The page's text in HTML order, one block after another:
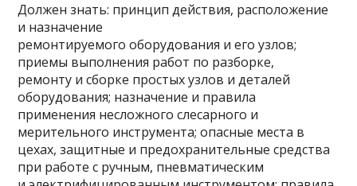
Должен знать: принцип действия, расположение
и назначение
ремонтируемого оборудования и его узлов;
приемы выполнения работ по разборке,
ремонту и сборке простых узлов и деталей
оборудования; назначение и правила
применения несложного слесарного и
мерительного инструмента; опасные места в
цехах, защитные и предохранительные средства
при работе с ручным, пневматическим